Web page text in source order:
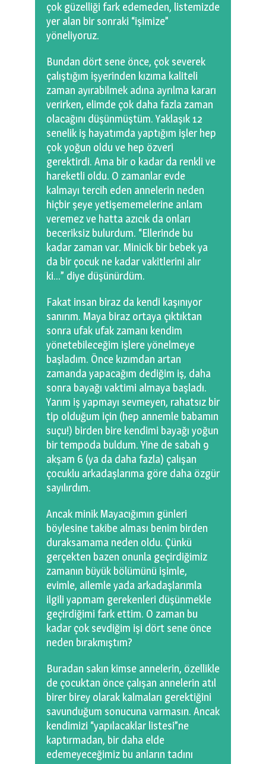
çok güzelliği fark edemeden, listemizde
yer alan bir sonraki “işimize”
yöneliyoruz.
Bundan dört sene önce, çok severek
çalıştığım işyerinden kızıma kaliteli
zaman ayırabilmek adına ayrılma kararı
verirken, elimde çok daha fazla zaman
olacağını düşünmüştüm. Yaklaşık 12
senelik iş hayatımda yaptığım işler hep
çok yoğun oldu ve hep özveri
gerektirdi. Ama bir o kadar da renkli ve
hareketli oldu. O zamanlar evde
kalmayı tercih eden annelerin neden
hiçbir şeye yetişememelerine anlam
veremez ve hatta azıcık da onları
beceriksiz bulurdum. “Ellerinde bu
kadar zaman var. Minicik bir bebek ya
da bir çocuk ne kadar vakitlerini alır
ki…” diye düşünürdüm.
Fakat insan biraz da kendi kaşınıyor
sanırım. Maya biraz ortaya çıktıktan
sonra ufak ufak zamanı kendim
yönetebileceğim işlere yönelmeye
başladım. Önce kızımdan artan
zamanda yapacağım dediğim iş, daha
sonra bayağı vaktimi almaya başladı.
Yarım iş yapmayı sevmeyen, rahatsız bir
tip olduğum için (hep annemle babamın
suçu!) birden bire kendimi bayağı yoğun
bir tempoda buldum. Yine de sabah 9
akşam 6 (ya da daha fazla) çalışan
çocuklu arkadaşlarıma göre daha özgür
sayılırdım.
Ancak minik Mayacığımın günleri
böylesine takibe alması benim birden
duraksamama neden oldu. Çünkü
gerçekten bazen onunla geçirdiğimiz
zamanın büyük bölümünü işimle,
evimle, ailemle yada arkadaşlarımla
ilgili yapmam gerekenleri düşünmekle
geçirdiğimi fark ettim. O zaman bu
kadar çok sevdiğim işi dört sene önce
neden bırakmıştım?
Buradan sakın kimse annelerin, özellikle
de çocuktan önce çalışan annelerin atıl
birer birey olarak kalmaları gerektiğini
savunduğum sonucuna varmasın. Ancak
kendimizi “yapılacaklar listesi”ne
kaptırmadan, bir daha elde
edemeyeceğimiz bu anların tadını